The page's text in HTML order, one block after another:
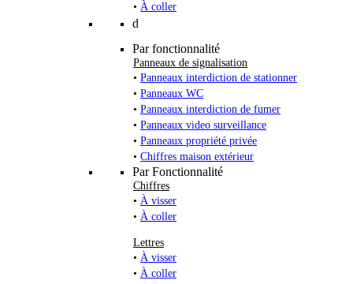
• À coller
d
Par fonctionnalité
Panneaux de signalisation
• Panneaux interdiction de stationner
• Panneaux WC
• Panneaux interdiction de fumer
• Panneaux video surveillance
• Panneaux propriété privée
• Chiffres maison extérieur
Par Fonctionnalité
Chiffres
• À visser
• À coller
Lettres
• À visser
• À coller